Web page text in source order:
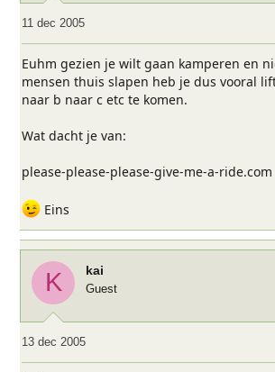
11 dec 2005
Euhm gezien je wilt gaan kamperen en
mensen thuis slapen heb je dus vooral
naar b naar c etc te komen.
Wat dacht je van:
please-please-please-give-me-a-ride.com
Eins
K kai
Guest
13 dec 2005